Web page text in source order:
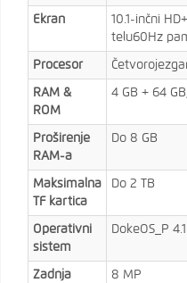
Ekran
10.1-inčni
telu60Hz
Procesor
RAM &
ROM
4 GB + 64
Proširenje
RAM-a
Do 8 GB
Maksimalna
TF kartica
Do 2 TB
Operativni
sistem
DokeOS_P
Zadnja
8 MP